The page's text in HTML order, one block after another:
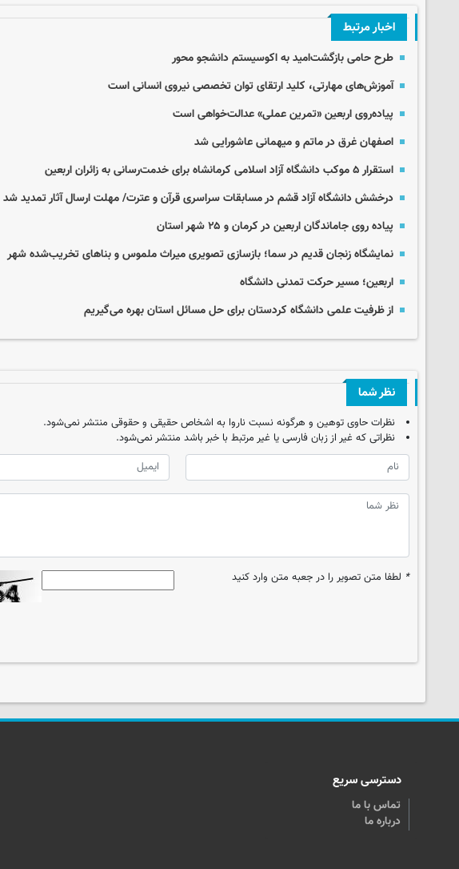
اخبار مرتبط
طرح حامی بازگشت‌امید به اکوسیستم دانشجو محور
آموزش‌های مهارتی، کلید ارتقای توان تخصصی نیروی انسانی است
پیاده‌روی اربعین «تمرین عملی» عدالت‌خواهی است
اصفهان غرق در ماتم و میهمانی عاشورایی شد
استقرار ۵ موکب دانشگاه آزاد اسلامی کرمانشاه برای خدمت‌رسانی به زائران اربعین
درخشش دانشگاه آزاد قشم در مسابقات سراسری قرآن و عترت/ مهلت ارسال آثار تمدید شد
پیاده روی جاماندگان اربعین در کرمان و ۲۵ شهر استان
نمایشگاه زنجان قدیم در سما؛ بازسازی تصویری میراث ملموس و بناهای تخریب‌شده شهر
اربعین؛ مسیر حرکت تمدنی دانشگاه
از ظرفیت علمی دانشگاه کردستان برای حل مسائل استان بهره می‌گیریم
نظر شما
نظرات حاوی توهین و هرگونه نسبت ناروا به اشخاص حقیقی و حقوقی منتشر نمی‌شود.
نظراتی که غیر از زبان فارسی یا غیر مرتبط با خبر باشد منتشر نمی‌شود.
* لطفا متن تصویر را در جعبه متن وارد کنید
دسترسی سریع
تماس با ما
درباره ما